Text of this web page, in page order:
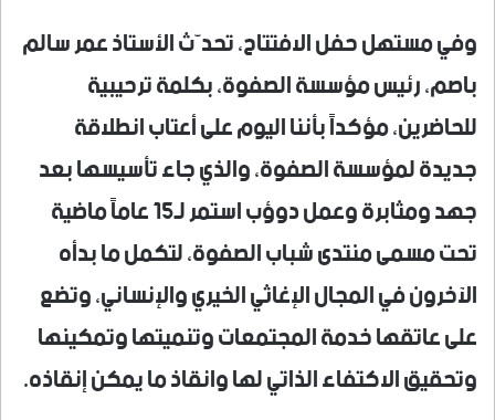
وفي مستهل حفل الافتتاح، تحدّث الأستاذ عمر سالم
باصم، رئيس مؤسسة الصفوة، بكلمة ترحيبية
للحاضرين، مؤكداً بأننا اليوم على أعتاب انطلاقة
جديدة لمؤسسة الصفوة، والذي جاء تأسيسها بعد
جهد ومثابرة وعمل دوؤب استمر لـ15 عاماً ماضية
تحت مسمى منتدى شباب الصفوة، لتكمل ما بدأه
الآخرون في المجال الإغاثي الخيري والإنساني، وتضع
على عاتقها خدمة المجتمعات وتنميتها وتمكينها
وتحقيق الاكتفاء الذاتي لها وانقاذ ما يمكن إنقاذه.